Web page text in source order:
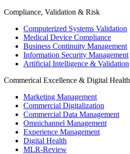
Compliance, Validation & Risk
Computerized Systems Validation
Medical Device Compliance
Business Continuity Management
Information Security Management
Artificial Intelligence & Validation
Commerical Excellence & Digital Health
Marketing Management
Commercial Digitalization
Commercial Data Management
Omnichannel Management
Experience Management
Digital Health
MLR-Review